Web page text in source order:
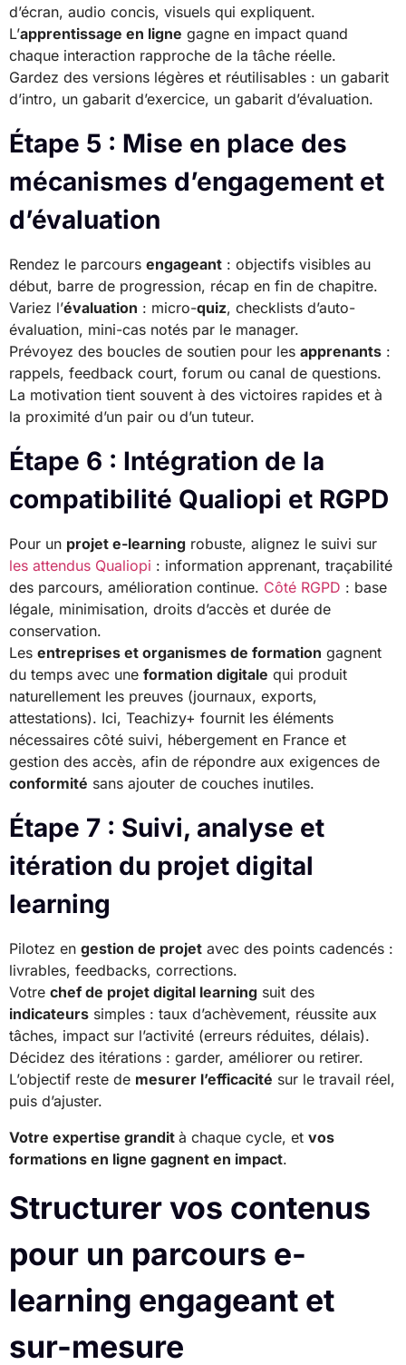
d’écran, audio concis, visuels qui expliquent.
L’apprentissage en ligne gagne en impact quand
chaque interaction rapproche de la tâche réelle.
Gardez des versions légères et réutilisables : un gabarit
d’intro, un gabarit d’exercice, un gabarit d’évaluation.
Étape 5 : Mise en place des
mécanismes d’engagement et
d’évaluation
Rendez le parcours engageant : objectifs visibles au
début, barre de progression, récap en fin de chapitre.
Variez l’évaluation : micro-quiz, checklists d’auto-
évaluation, mini-cas notés par le manager.
Prévoyez des boucles de soutien pour les apprenants :
rappels, feedback court, forum ou canal de questions.
La motivation tient souvent à des victoires rapides et à
la proximité d’un pair ou d’un tuteur.
Étape 6 : Intégration de la
compatibilité Qualiopi et RGPD
Pour un projet e-learning robuste, alignez le suivi sur
les attendus Qualiopi : information apprenant, traçabilité
des parcours, amélioration continue. Côté RGPD : base
légale, minimisation, droits d’accès et durée de
conservation.
Les entreprises et organismes de formation gagnent
du temps avec une formation digitale qui produit
naturellement les preuves (journaux, exports,
attestations). Ici, Teachizy+ fournit les éléments
nécessaires côté suivi, hébergement en France et
gestion des accès, afin de répondre aux exigences de
conformité sans ajouter de couches inutiles.
Étape 7 : Suivi, analyse et
itération du projet digital
learning
Pilotez en gestion de projet avec des points cadencés :
livrables, feedbacks, corrections.
Votre chef de projet digital learning suit des
indicateurs simples : taux d’achèvement, réussite aux
tâches, impact sur l’activité (erreurs réduites, délais).
Décidez des itérations : garder, améliorer ou retirer.
L’objectif reste de mesurer l’efficacité sur le travail réel,
puis d’ajuster.
Votre expertise grandit à chaque cycle, et vos
formations en ligne gagnent en impact.
Structurer vos contenus
pour un parcours e-
learning engageant et
sur-mesure